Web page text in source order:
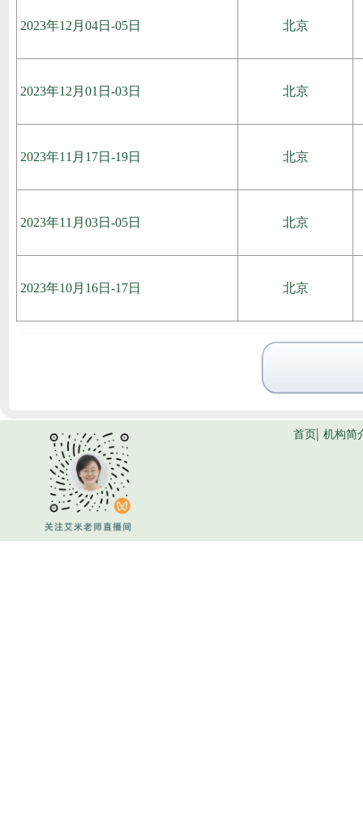
2023年12月04日-05日 北京
2023年12月01日-03日 北京
2023年11月17日-19日 北京
2023年11月03日-05日 北京
2023年10月16日-17日 北京